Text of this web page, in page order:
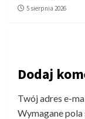
5 sierpnia 2026
Dodaj
Twój adres e-
Wymagane pola